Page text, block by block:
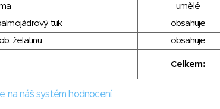
umělé
tuk
obsahuje
želatinu
obsahuje
Celkem:
na náš systém hodnocení.